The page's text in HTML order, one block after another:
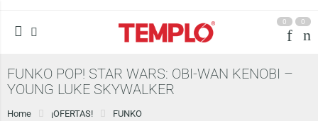
0 0
FUNKO POP! STAR WARS: OBI-WAN KENOBI –
YOUNG LUKE SKYWALKER
Home ¡OFERTAS! FUNKO